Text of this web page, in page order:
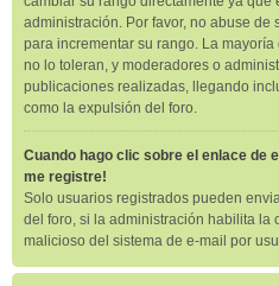
administración. Por favor, no abuse
para incrementar su rango. La
no lo toleran, y moderadores o
publicaciones realizadas, llegando
como la expulsión del foro.
Cuando hago clic sobre el enlace de
me registre!
Solo usuarios registrados pueden
del foro, si la administración habilita la
malicioso del sistema de e-mail por